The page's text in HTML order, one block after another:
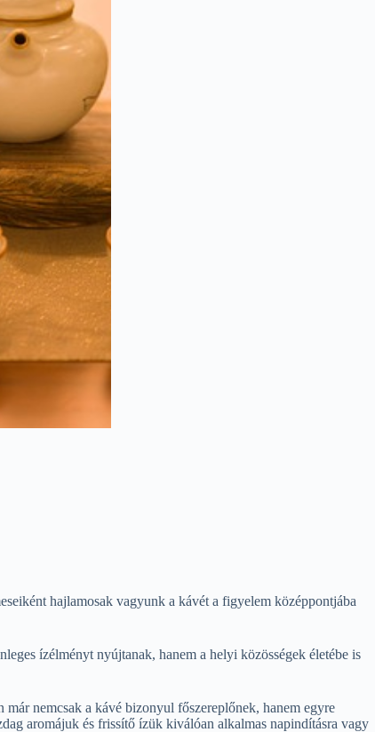
hajlamosak vagyunk a kávét a figyelem középpontjába
ízélményt nyújtanak, hanem a helyi közösségek életébe is
nemcsak a kávé bizonyul főszereplőnek, hanem egyre
aromájuk és frissítő ízük kiválóan alkalmas napindításra vagy